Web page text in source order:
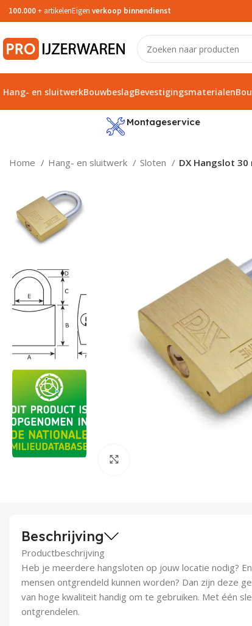
100.000+ artikelenEigen verkoop binnendienst
Hang- en sluitwerkBouwbeslagBevestigingsmaterialen
Montageservice
Home Hang- en sluitwerk Sloten DX Hangslot 30
Beschrijving
Productbeschrijving
Heb je meerdere hangsloten op jouw locatie nodig?
mensen ontgrendeld kunnen worden? Dan zijn deze
van hoge kwaliteit handig om te gebruiken. Met één
ontgrendelen.